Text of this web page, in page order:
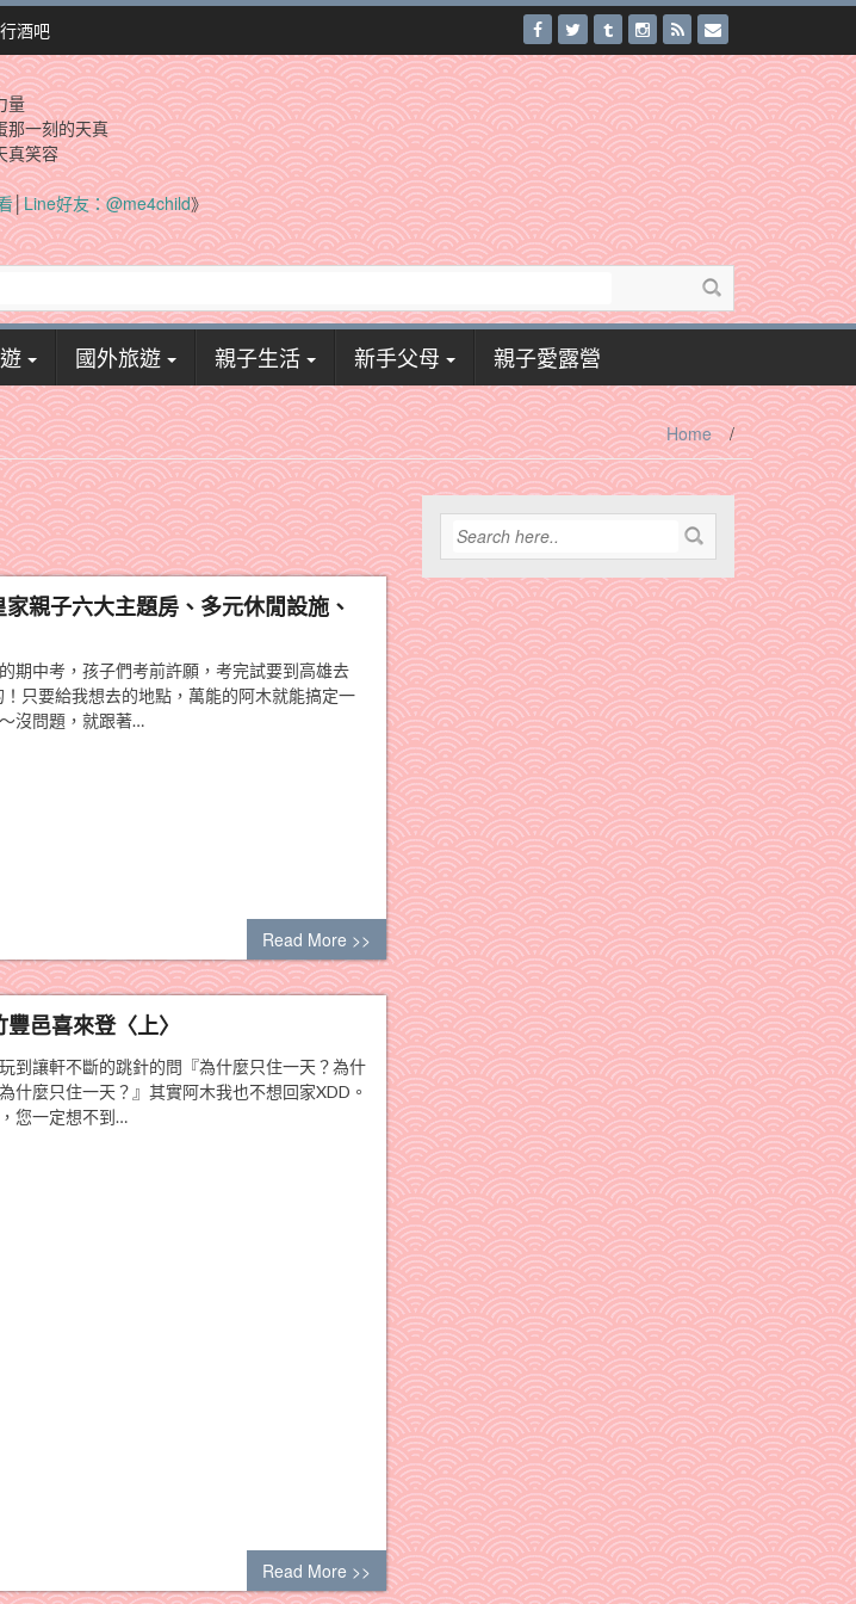
酒吧
量
那一刻的天真
真笑容
│Line好友：@me4child》
國外旅遊 親子生活 新手父母 親子愛露營
Home /
親子六大主題房、多元休閒設施、
期中考，孩子們考前許願，考完試要到高雄去
只要給我想去的地點，萬能的阿木就能搞定一
沒問題，就跟著…
Read More >>
邑喜來登〈上〉
到讓軒不斷的跳針的問『為什麼只住一天？為什
什麼只住一天？』其實阿木我也不想回家XDD。
您一定想不到…
Read More >>